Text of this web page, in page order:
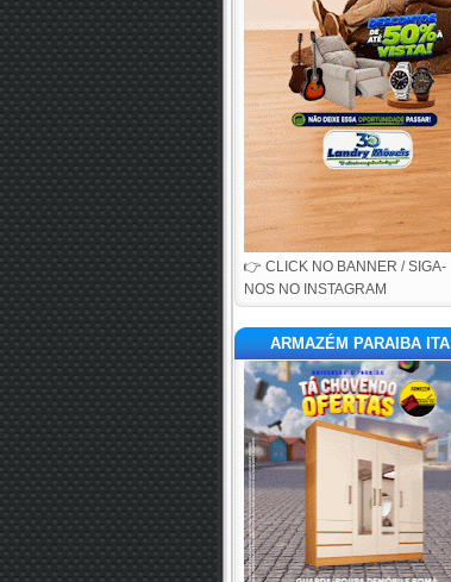
👉 CLICK NO BANNER / SIGA-
NOS NO INSTAGRAM
ARMAZÉM PARAIBA ITA